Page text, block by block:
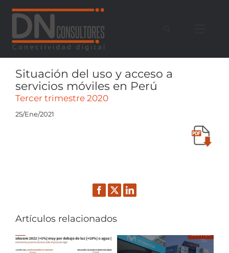
contenido
Situación del uso y acceso a
servicios móviles en Perú
Tercer trimestre 2020
25/Ene/2021
Facebook
TwitterLinkedIn
Artículos relacionados